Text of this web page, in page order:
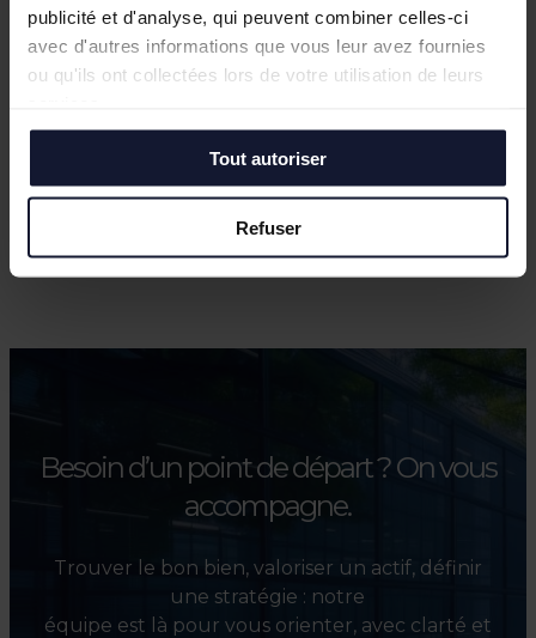
publicité et d'analyse, qui peuvent combiner celles-ci
avec d'autres informations que vous leur avez fournies
ou qu'ils ont collectées lors de votre utilisation de leurs
Tout autoriser
Refuser
Besoin d’un point de départ ?On vous
accompagne.
Trouver le bon bien, valoriser un actif, définir
une stratégie : notre
équipe est là pour vous orienter, avec clarté et